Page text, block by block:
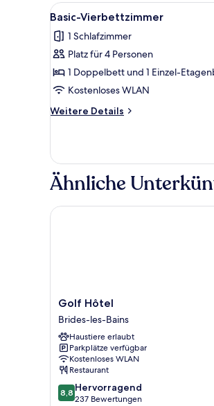
Alle
Fotos
für
Basic-
Vierbettzimmer
anzeigen
Ein
4
Basic-Vierbettzimmer
1 Schlafzimmer
Platz für 4 Personen
1 Doppelbett und 1 Einzel-
Kostenloses WLAN
Weitere Details
Weitere
Vierbettzimmer
Ähnliche
Golf
Hôtel
Brides-
les-
Bains
Golf Hôtel
Brides-les-Bains
Haustiere erlaubt
Parkplätze verfügbar
Kostenloses WLAN
Restaurant
8.8
von
8,8 Hervorragend
237 Bewertungen
Golf Hôtel